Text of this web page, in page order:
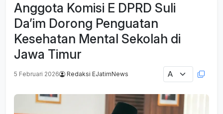
Anggota Komisi E DPRD Suli
Da’im Dorong Penguatan
Kesehatan Mental Sekolah di
Jawa Timur
5 Februari 2026 Redaksi EJatimNews